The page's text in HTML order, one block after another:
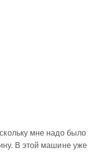
мне надо было
В этой машине уже